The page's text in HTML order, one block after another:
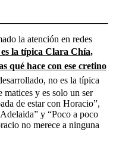
la atención en redes
la típica Clara Chía,
qué hace con ese cretino
no es la típica
matices y es solo un ser
de estar con Horacio”,
y “Poco a poco
no merece a ninguna